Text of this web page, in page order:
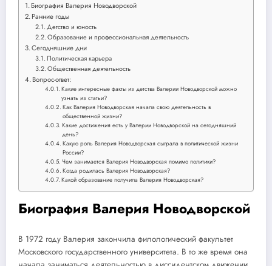
Биография Валерия Новодворской
Ранние годы
Детство и юность
Образование и профессиональная деятельность
Сегодняшние дни
Политическая карьера
Общественная деятельность
Вопрос-ответ:
Какие интересные факты из детства Валерии Новодворской можно
узнать из статьи?
Как Валерия Новодворская начала свою деятельность в
общественной жизни?
Какие достижения есть у Валерии Новодворской на сегодняшний
день?
Какую роль Валерия Новодворская сыграла в политической жизни
России?
Чем занимается Валерия Новодворская помимо политики?
Когда родилась Валерия Новодворская?
Какой образование получила Валерия Новодворская?
Биография Валерия Новодворской
В 1972 году Валерия закончила филологический факультет
Московского государственного университета. В то же время она